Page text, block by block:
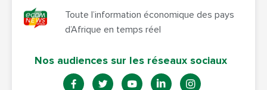
Toute l’information économique des pays
d’Afrique en temps réel
Nos audiences sur les réseaux sociaux